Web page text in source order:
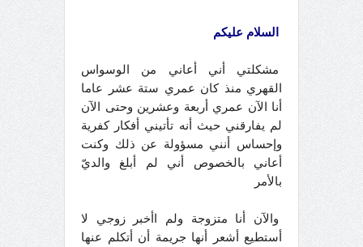
السلام عليكم
مشكلتي أني أعاني من الوسواس
القهري منذ كان عمري ستة عشر عاما
أنا الآن عمري أربعة وعشرين وحتى الآن
لم يفارقني حيث أنه تأتيني أفكار كفرية
وإحساس أنني مسؤولة عن ذلك وكنت
أعاني بالخصوص أني لم أبلغ والديّ
بالأمر
والآن أنا متزوجة ولم اأخبر زوجي لا
أستطيع أشعر أنها جريمة أن أتكلم عنها